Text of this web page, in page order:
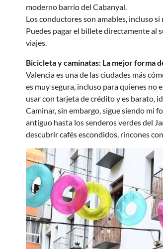
moderno barrio del Cabanyal.
Los conductores son amables, incluso
Puedes pagar el billete directamente al
viajes.
Bicicleta y caminatas: La mejor forma
Valencia es una de las ciudades más
es muy segura, incluso para quienes no
usar con tarjeta de crédito y es barato,
Caminar, sin embargo, sigue siendo mi
antiguo hasta los senderos verdes del
descubrir cafés escondidos, rincones